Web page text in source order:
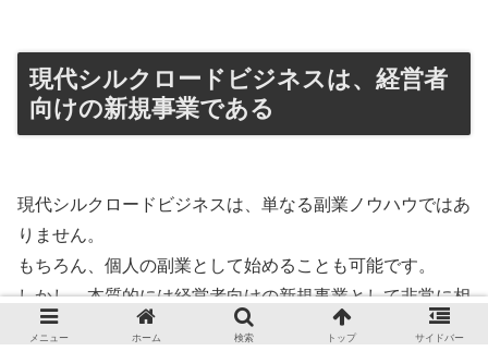
現代シルクロードビジネスは、経営者
向けの新規事業である
現代シルクロードビジネスは、単なる副業ノウハウではあ
りません。
もちろん、個人の副業として始めることも可能です。
しかし、本質的には経営者向けの新規事業として非常に相
性が良いと考えています。
メニュー ホーム 検索 トップ サイドバー